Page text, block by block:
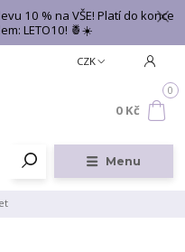
10 % na VŠE! Platí do konce
LETO10! 🍍☀️
Menu
CZK
0
0 Kč